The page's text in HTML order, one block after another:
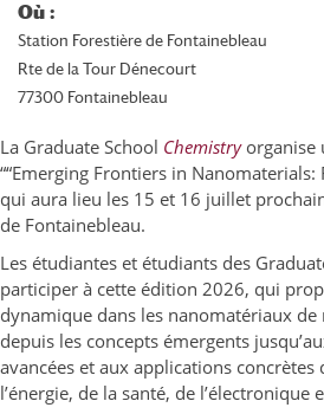
Où :
Station Forestière de Fontainebleau
Rte de la Tour Dénecourt
77300 Fontainebleau
La Graduate School Chemistry organise
““Emerging Frontiers in
qui aura lieu les 15 et 16 juillet
de Fontainebleau.
Les étudiantes et étudiants des
participer à cette édition 2026, qui
dynamique dans les nanomatériaux
depuis les concepts émergents
avancées et aux applications concrètes
l’énergie, de la santé, de l’électronique